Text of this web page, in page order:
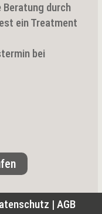
Beratung durch
ein Treatment
bei
|AGB